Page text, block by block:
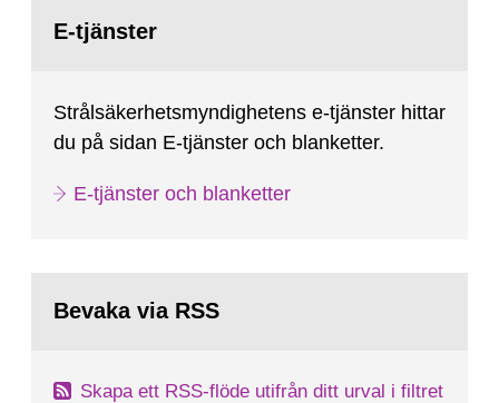
E-tjänster
Strålsäkerhetsmyndighetens e-tjänster hittar
du på sidan E-tjänster och blanketter.
E-tjänster och blanketter
Bevaka via RSS
Skapa ett RSS-flöde utifrån ditt urval i filtret